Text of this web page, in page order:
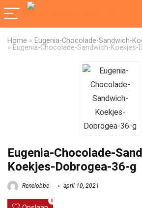
Home » Eugenia-Chocolade-Sandwich-
» Eugenia-Chocolade-Sandwich-Koekjes-
Eugenia-Chocolade-
Koekjes-Dobrogea-36-g
Renelobbe april 10, 2021
0